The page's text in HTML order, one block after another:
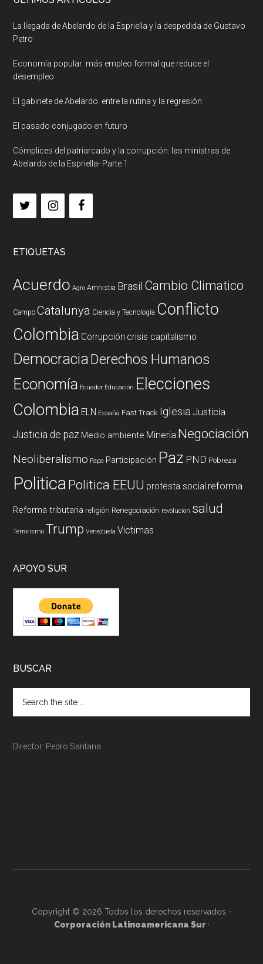
La llegada de Abelardo de la Espriella y la despedida de Gustavo
Petro
Economía popular: más empleo formal que reduce el
desempleo
El gabinete de Abelardo: entre la rutina y la regresión
El pasado conjugado en futuro
Cómplices del patriarcado y la corrupción: las ministras de
Abelardo de la Espriella- Parte 1
ETIQUETAS
Acuerdo Agro Amnistia Brasil Cambio Climatico
Campo Catalunya Ciencia y Tecnología Conflicto
Colombia Corrupción crisis capitalismo
DemocraciaDerechos Humanos
Economía Ecuador Educación Elecciones
Colombia ELN España Fast Track Iglesia Justicia
Justicia de paz Medio ambiente Mineria Negociación
Neoliberalismo Papa Participación Paz PND Pobreza
PoliticaPolitica EEUU protesta social reforma
Reforma tributaria religión Renegociación revolucion salud
Terrorismo Trump Venezuela Victimas
APOYO SUR
BUSCAR
Director: Pedro Santana
Copyright © 2026 Todos los derechos reservados -
Corporación Latinoamericana Sur ·